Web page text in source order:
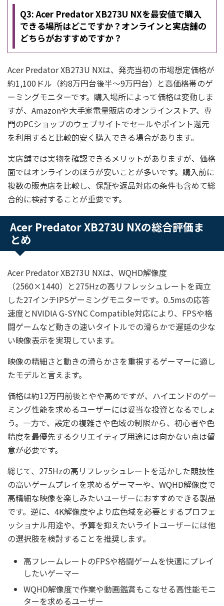
Q3: Acer Predator XB273U NXを最安値で購入
できる場所はどこですか？オンラインと実店舗の
どちらがおすすめですか？
Acer Predator XB273U NXは、発売当初の市場想定価格が
約1,100ドル（約8万円台後半～9万円台）と高価格帯のゲ
ーミングモニターです。購入場所によって価格は変動しま
すが、Amazonや大手家電量販店のオンラインストア、専
門のPCショップのウェブサイトでセールやポイント還元
を利用すると比較的安く購入できる場合があります。
実店舗では実物を確認できるメリットがありますが、価格
面ではオンラインのほうが安いことが多いです。購入前に
複数の販売店を比較し、保証や返品対応の条件も含めて総
合的に検討することが重要です。
Acer Predator XB273U NXの総合評価ま
とめ
Acer Predator XB273U NXは、WQHD解像度
（2560×1440）と275Hzの高リフレッシュレートを両立
した27インチIPSゲーミングモニターです。0.5msの応答
速度とNVIDIA G-SYNC Compatible対応により、FPSや格
闘ゲームなど動きの速いタイトルでの滑らかで遅延の少な
い映像表示を実現しています。
映像の精細さと動きの滑らかさを重視するゲーマーに適し
たモデルと言えます。
価格は約12万円前後とやや高めですが、ハイエンドのゲー
ミング性能を求めるユーザーには妥当な投資となるでしょ
う。一方で、設定の複雑さや色域の制限から、初心者や色
精度を最優先するクリエイティブ用途には向かない点は留
意が必要です。
総じて、275Hzの高リフレッシュレートを活かした競技性
の高いゲームプレイを求めるゲーマーや、WQHD解像度で
高精細な映像を楽しみたいユーザーにおすすめできる製品
です。逆に、4K解像度やより広色域を必要とするプロフェ
ッショナル用途や、予算を抑えたいライトユーザーには他
の選択肢を検討することを推奨します。
高フレームレートのFPSや格闘ゲームを快適にプレイ
したいゲーマー
WQHD解像度で作業や動画鑑賞もこなせる高性能モニ
ターを求めるユーザー